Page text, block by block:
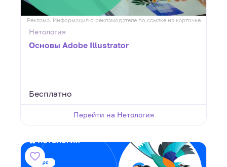
Реклама. Информация о рекламодателе по ссылке на карточке
Нетология
Основы Adobe Illustrator
Бесплатно
Перейти на Нетология